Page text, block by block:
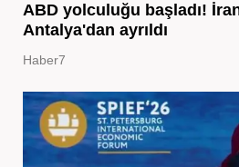
ABD yolculuğu başladı!
Antalya'dan ayrıldı
Haber7